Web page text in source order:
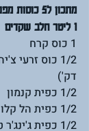
מתכון ל5 כוסות מפנקות
1 ליטר חלב שקדים
1 כוס קרח
דק')
1/2 כפית קנמון
1/2 כפית הל קלוף (תרמילים)
1/2 כפית ג'ינג'ר טרי/יבש